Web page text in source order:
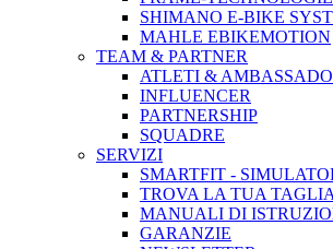
SHIMANO E-BIKE
MAHLE EBIKEMOTION
TEAM & PARTNER
ATLETI &
INFLUENCER
PARTNERSHIP
SQUADRE
SERVIZI
SMARTFIT -
TROVA LA TUA TAGLIA
MANUALI DI
GARANZIE